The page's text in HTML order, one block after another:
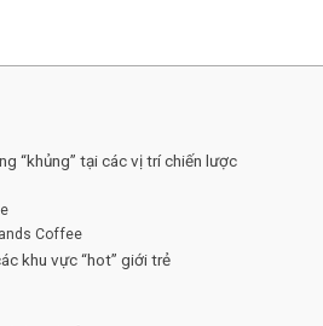
“khủng” tại các vị trí chiến lược
Coffee
khu vực “hot” giới trẻ